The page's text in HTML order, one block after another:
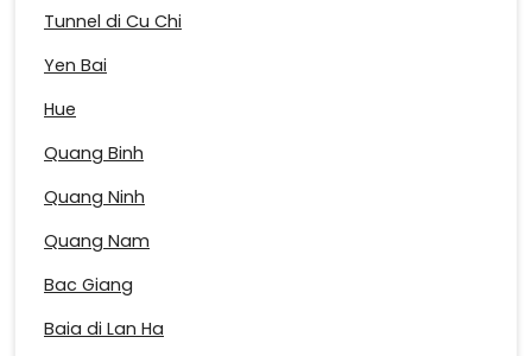
Tunnel di Cu Chi
Yen Bai
Hue
Quang Binh
Quang Ninh
Quang Nam
Bac Giang
Baia di Lan Ha